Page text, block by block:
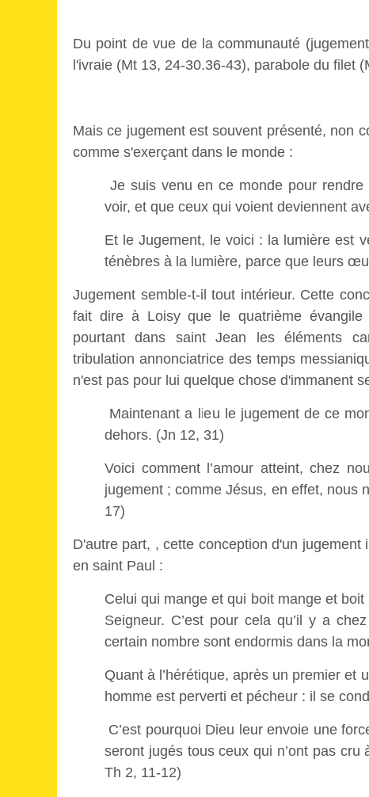
Du point de vue de la communauté
l'ivraie (Mt 13, 24-30.36-43), parabole du filet
Mais ce jugement est souvent présenté, non
comme s'exerçant dans le monde :
Je suis venu en ce monde pour
voir, et que ceux qui voient deviennent
Et le Jugement, le voici : la lumière est
ténèbres à la lumière, parce que leurs
Jugement semble-t-il tout intérieur. Cette
fait dire à Loisy que le quatrième
pourtant dans saint Jean les éléments
tribulation annonciatrice des temps
n'est pas pour lui quelque chose d'immanent
Maintenant a lieu le jugement de ce
dehors. (Jn 12, 31)
Voici comment l’amour atteint, chez
jugement ; comme Jésus, en effet, nous
17)
D'autre part, , cette conception d'un
en saint Paul :
Celui qui mange et qui boit mange et
Seigneur. C’est pour cela qu’il y a
certain nombre sont endormis dans la
Quant à l’hérétique, après un premier et
homme est perverti et pécheur : il se
C’est pourquoi Dieu leur envoie une
seront jugés tous ceux qui n’ont pas
Th 2, 11-12)